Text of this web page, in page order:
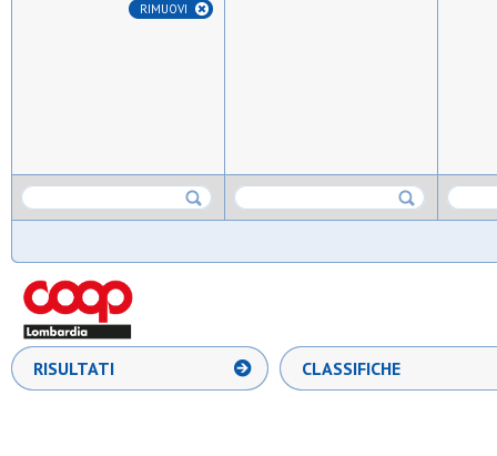
RIMUOVI
RISULTATI CLASSIFICHE